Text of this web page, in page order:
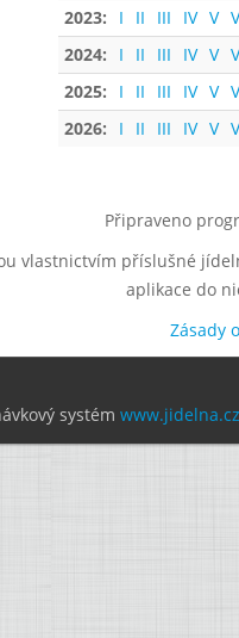
2023:
I II III IV V
2024:
I II III IV V
2025:
I II III IV V
2026:
I II III IV V
Připraveno
vlastnictvím příslušné
aplikace do
Zásady
systém www.jidelna.cz